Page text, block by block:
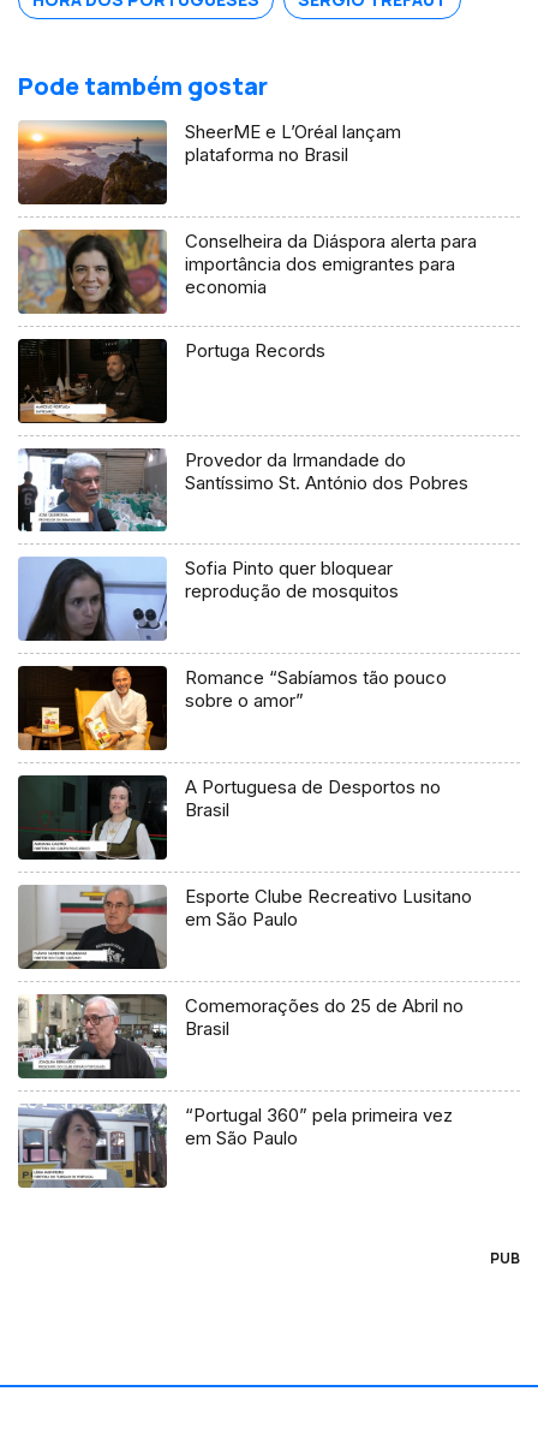
Pode também gostar
SheerME e L’Oréal lançam
plataforma no Brasil
Conselheira da Diáspora alerta para
importância dos emigrantes para
economia
Portuga Records
Provedor da Irmandade do
Santíssimo St. António dos Pobres
Sofia Pinto quer bloquear
reprodução de mosquitos
Romance “Sabíamos tão pouco
sobre o amor”
A Portuguesa de Desportos no
Brasil
Esporte Clube Recreativo Lusitano
em São Paulo
Comemorações do 25 de Abril no
Brasil
“Portugal 360” pela primeira vez
em São Paulo
PUB